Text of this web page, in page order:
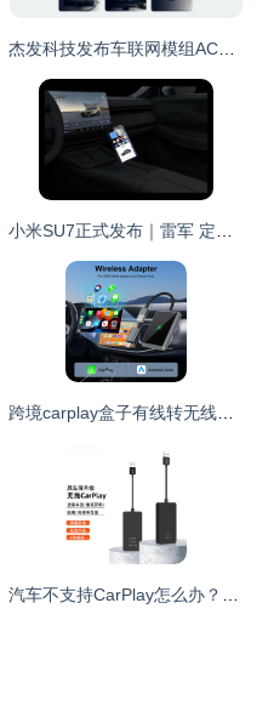
杰发科技发布车联网模组AC8257 无线CarPlay助力汽车网联化新风向
小米SU7正式发布｜雷军 定价有点贵，但每一个细节都物超所值
跨境carplay盒子有线转无线苹果carplay安卓auto车载车机互联盒子
汽车不支持CarPlay怎么办？无线CarPlay解决方案全解析